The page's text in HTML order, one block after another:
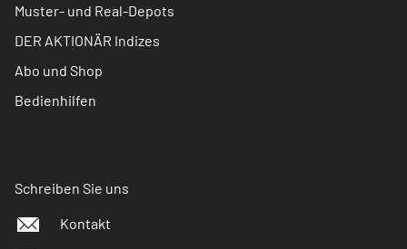
Muster- und Real-Depots
DER AKTIONÄR Indizes
Abo und Shop
Bedienhilfen
Schreiben Sie uns
Kontakt